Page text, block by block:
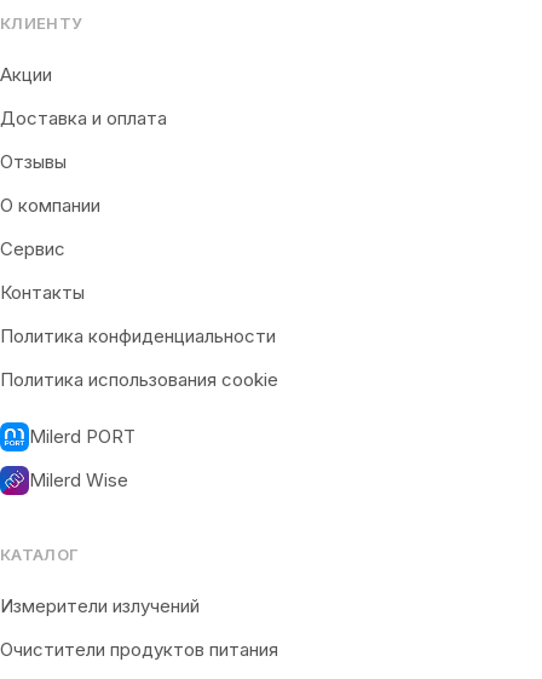
КЛИЕНТУ
Акции
Доставка и оплата
Отзывы
О компании
Сервис
Контакты
Политика конфиденциальности
Политика использования cookie
Milerd PORT
Milerd Wise
КАТАЛОГ
Измерители излучений
Очистители продуктов питания